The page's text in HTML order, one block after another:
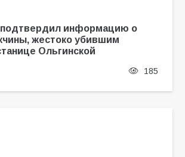
информацию о
жестоко убившим
Ольгинской
185